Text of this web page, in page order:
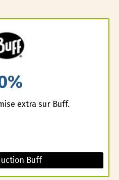
extra sur Buff.
Buff